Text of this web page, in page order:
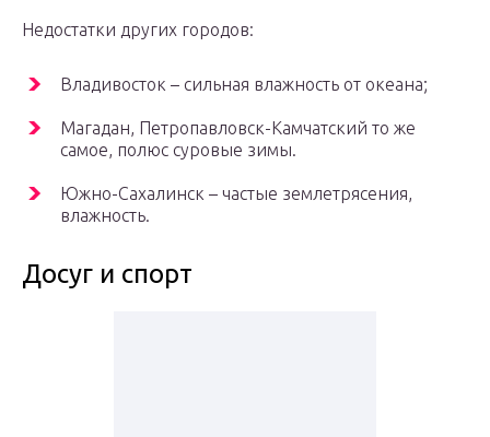
Недостатки других городов:
Владивосток – сильная влажность от океана;
Магадан, Петропавловск-Камчатский то же
самое, полюс суровые зимы.
Южно-Сахалинск – частые землетрясения,
влажность.
Досуг и спорт